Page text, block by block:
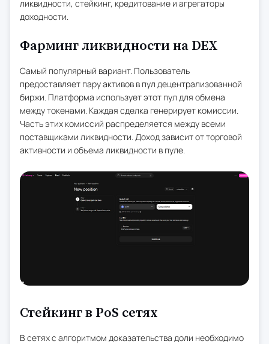
ликвидности, стейкинг, кредитование и агрегаторы
доходности.
Фарминг ликвидности на DEX
Самый популярный вариант. Пользователь
предоставляет пару активов в пул децентрализованной
биржи. Платформа использует этот пул для обмена
между токенами. Каждая сделка генерирует комиссии.
Часть этих комиссий распределяется между всеми
поставщиками ликвидности. Доход зависит от торговой
активности и объема ликвидности в пуле.
Стейкинг в PoS сетях
В сетях с алгоритмом доказательства доли необходимо